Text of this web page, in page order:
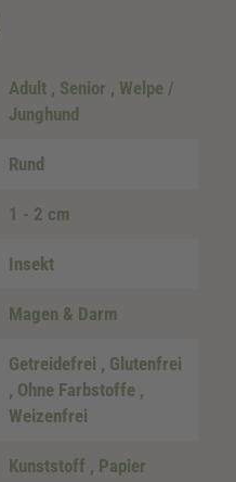
Adult , Senior , Welpe /
Junghund
Rund
1 - 2 cm
Insekt
Magen & Darm
Getreidefrei , Glutenfrei
, Ohne Farbstoffe ,
Weizenfrei
Kunststoff , Papier